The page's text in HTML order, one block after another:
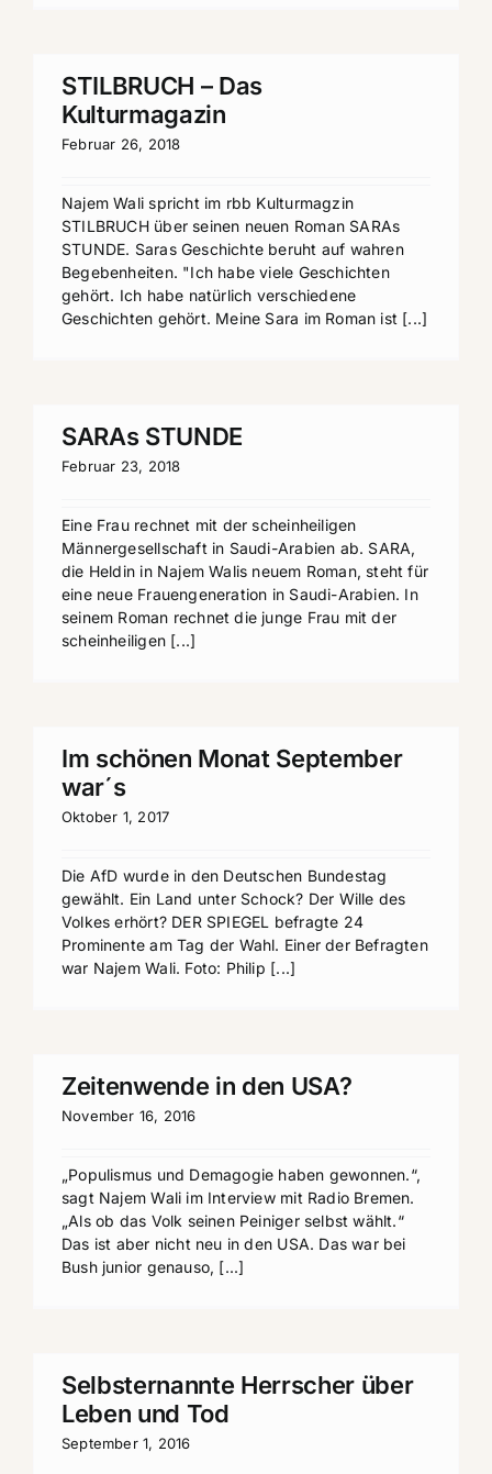
STILBRUCH – Das
Kulturmagazin
Februar 26, 2018
Najem Wali spricht im rbb Kulturmagzin
STILBRUCH über seinen neuen Roman SARAs
STUNDE. Saras Geschichte beruht auf wahren
Begebenheiten. "Ich habe viele Geschichten
gehört. Ich habe natürlich verschiedene
Geschichten gehört. Meine Sara im Roman ist [...]
SARAs STUNDE
Februar 23, 2018
Eine Frau rechnet mit der scheinheiligen
Männergesellschaft in Saudi-Arabien ab. SARA,
die Heldin in Najem Walis neuem Roman, steht für
eine neue Frauengeneration in Saudi-Arabien. In
seinem Roman rechnet die junge Frau mit der
scheinheiligen [...]
Im schönen Monat September
war´s
Oktober 1, 2017
Die AfD wurde in den Deutschen Bundestag
gewählt. Ein Land unter Schock? Der Wille des
Volkes erhört? DER SPIEGEL befragte 24
Prominente am Tag der Wahl. Einer der Befragten
war Najem Wali. Foto: Philip [...]
Zeitenwende in den USA?
November 16, 2016
„Populismus und Demagogie haben gewonnen.“,
sagt Najem Wali im Interview mit Radio Bremen.
„Als ob das Volk seinen Peiniger selbst wählt.“
Das ist aber nicht neu in den USA. Das war bei
Bush junior genauso, [...]
Selbsternannte Herrscher über
Leben und Tod
September 1, 2016